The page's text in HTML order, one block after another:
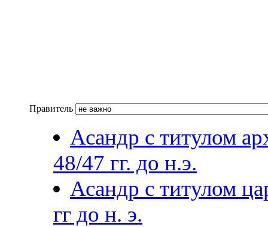
Правитель
Асандр с титулом
48/47 гг. до н.э.
Асандр с титулом
гг до н. э.